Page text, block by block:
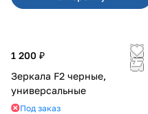
1 200 ₽
Зеркала F2 черные,
универсальные
Под заказ